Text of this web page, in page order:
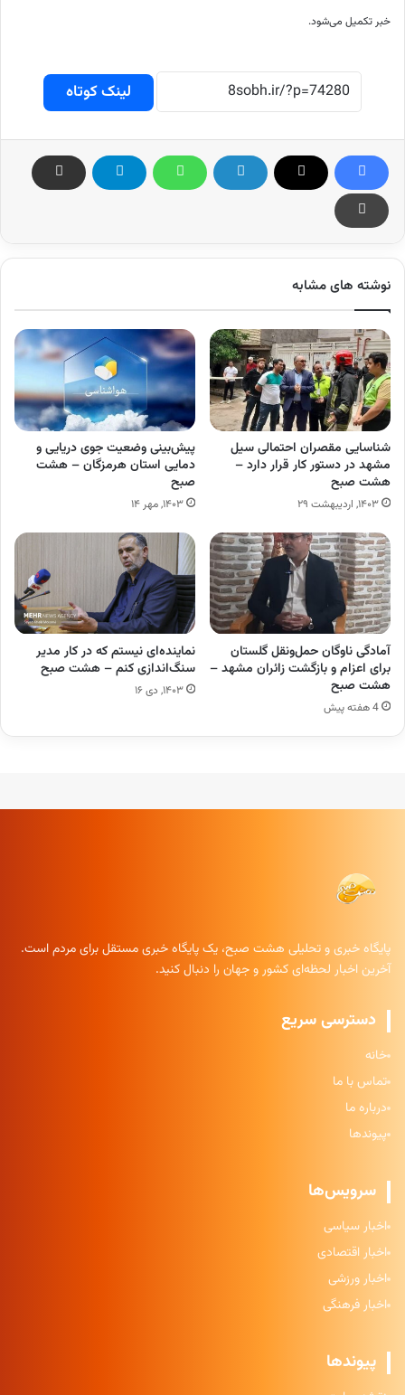
خبر تکمیل می‌شود.
لینک کوتاه
نوشته های مشابه
شناسایی مقصران احتمالی سیل
مشهد در دستور کار قرار دارد –
هشت صبح
۱۴۰۳, اردیبهشت ۲۹
پیش‌بینی وضعیت جوی دریایی و
دمایی استان هرمزگان – هشت
صبح
۱۴۰۳, مهر ۱۴
آمادگی ناوگان حمل‌ونقل گلستان
برای اعزام و بازگشت زائران مشهد –
هشت صبح
4 هفته پیش
نماینده‌ای نیستم که در کار مدیر
سنگ‌اندازی کنم – هشت صبح
۱۴۰۳, دی ۱۶
پایگاه خبری و تحلیلی هشت صبح، یک پایگاه خبری مستقل برای مردم است.
آخرین اخبار لحظه‌ای کشور و جهان را دنبال کنید.
دسترسی سریع
خانه
تماس با ما
درباره ما
پیوندها
سرویس‌ها
اخبار سیاسی
اخبار اقتصادی
اخبار ورزشی
اخبار فرهنگی
پیوندها